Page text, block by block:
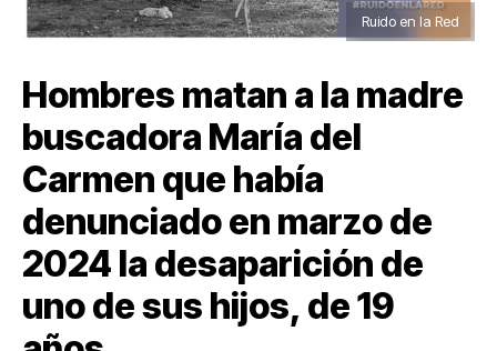
Ruido en la Red
Hombres matan a la madre
buscadora María del
Carmen que había
denunciado en marzo de
2024 la desaparición de
uno de sus hijos, de 19